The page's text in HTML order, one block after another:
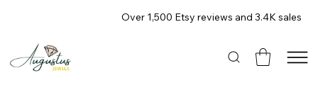
Over 1,500 Etsy reviews and 3.4K sales